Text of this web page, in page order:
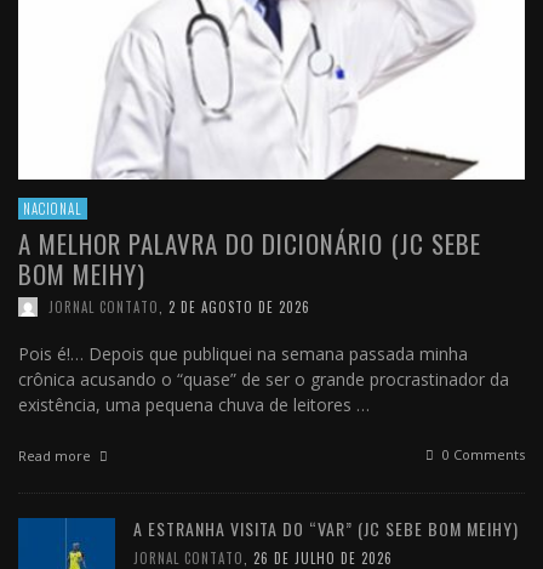
NACIONAL
A MELHOR PALAVRA DO DICIONÁRIO (JC SEBE
BOM MEIHY)
JORNAL CONTATO 2 DE AGOSTO DE 2026
Pois é!… Depois que publiquei na semana passada minha
crônica acusando o “quase” de ser o grande procrastinador da
existência, uma pequena chuva de leitores …
Read more 0 Comments
A ESTRANHA VISITA DO “VAR” (JC SEBE BOM MEIHY)
JORNAL CONTATO 26 DE JULHO DE 2026